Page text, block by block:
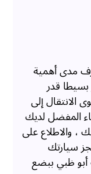
مدى أهمية
بسيطا قدر
إلى
المفضل لديك
، والاطلاع على
سيارتك
أبو ظبي ببضع